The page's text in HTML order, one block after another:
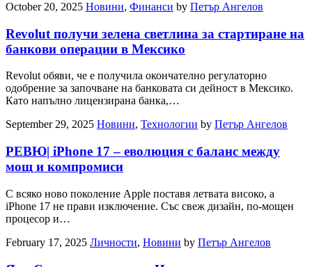
October 20, 2025 Новини, Финанси by Петър Ангелов
Revolut получи зелена светлина за стартиране на
банкови операции в Мексико
Revolut обяви, че е получила окончателно регулаторно
одобрение за започване на банковата си дейност в Мексико.
Като напълно лицензирана банка,…
September 29, 2025 Новини, Технологии by Петър Ангелов
РЕВЮ| iPhone 17 – еволюция с баланс между
мощ и компромиси
С всяко ново поколение Apple поставя летвата високо, а
iPhone 17 не прави изключение. Със свеж дизайн, по-мощен
процесор и…
February 17, 2025 Личности, Новини by Петър Ангелов